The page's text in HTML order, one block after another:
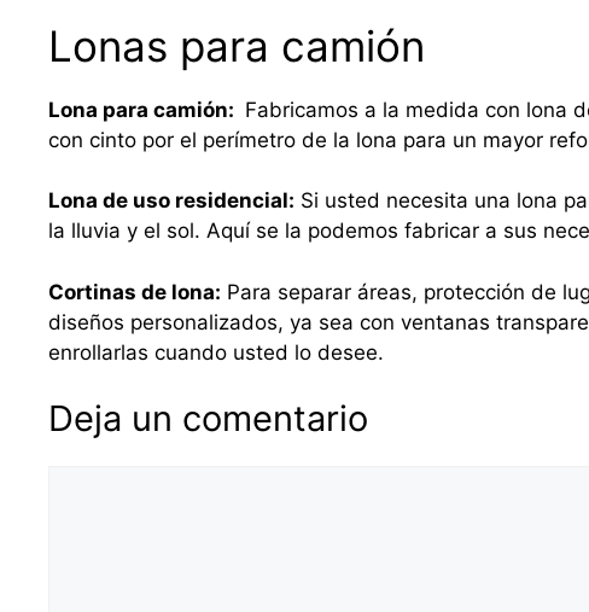
Lonas para camión
Lona para camión: Fabricamos a la medida con lona
con cinto por el perímetro de la lona para un mayor
Lona de uso residencial: Si usted necesita una lona
la lluvia y el sol. Aquí se la podemos fabricar a sus
Cortinas de lona: Para separar áreas, protección de
diseños personalizados, ya sea con ventanas
enrollarlas cuando usted lo desee.
Deja un comentario